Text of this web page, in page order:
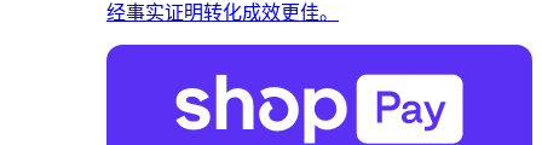
经事实证明转化成效更佳。